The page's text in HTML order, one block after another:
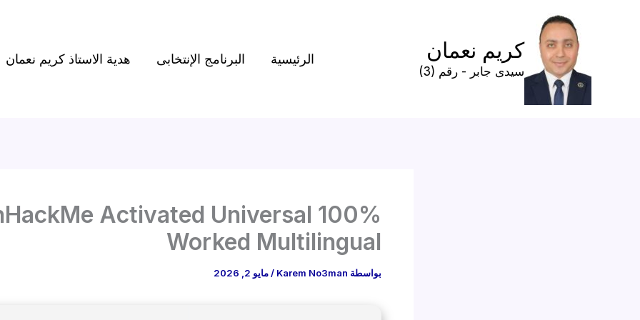
كريم نعمان
سيدى جابر - رقم (3)
الرئيسية البرنامج الإنتخابى هدية الاستاذ كريم نعمان
Activated Universal 100%
Worked Multilingual
بواسطة Karem No3man
/مايو 2, 2026